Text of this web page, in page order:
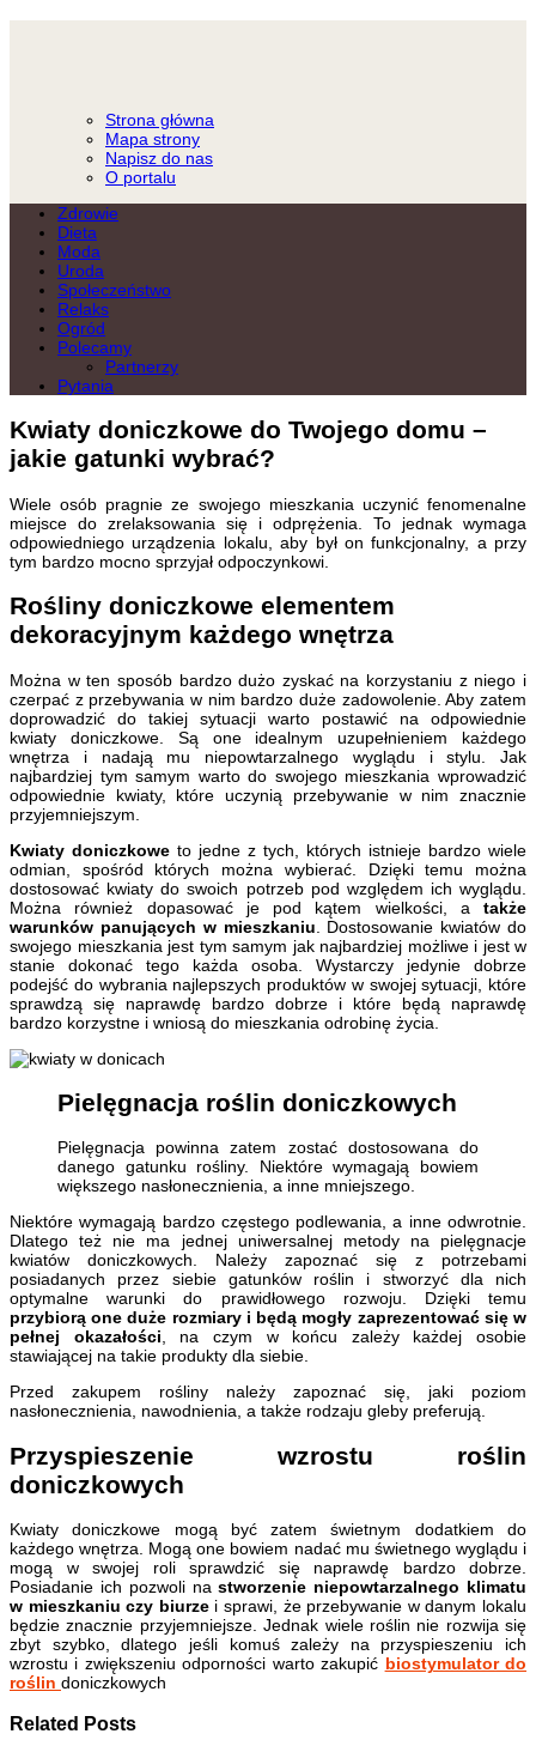
Strona główna
Mapa strony
Napisz do nas
O portalu
Zdrowie
Dieta
Moda
Uroda
Społeczeństwo
Relaks
Ogród
Polecamy
Partnerzy
Pytania
Kwiaty doniczkowe do Twojego domu –
jakie gatunki wybrać?
Wiele osób pragnie ze swojego mieszkania uczynić fenomenalne
miejsce do zrelaksowania się i odprężenia. To jednak wymaga
odpowiedniego urządzenia lokalu, aby był on funkcjonalny, a przy
tym bardzo mocno sprzyjał odpoczynkowi.
Rośliny doniczkowe elementem
dekoracyjnym każdego wnętrza
Można w ten sposób bardzo dużo zyskać na korzystaniu z niego i
czerpać z przebywania w nim bardzo duże zadowolenie. Aby zatem
doprowadzić do takiej sytuacji warto postawić na odpowiednie
kwiaty doniczkowe. Są one idealnym uzupełnieniem każdego
wnętrza i nadają mu niepowtarzalnego wyglądu i stylu. Jak
najbardziej tym samym warto do swojego mieszkania wprowadzić
odpowiednie kwiaty, które uczynią przebywanie w nim znacznie
przyjemniejszym.
Kwiaty doniczkowe to jedne z tych, których istnieje bardzo wiele
odmian, spośród których można wybierać. Dzięki temu można
dostosować kwiaty do swoich potrzeb pod względem ich wyglądu.
Można również dopasować je pod kątem wielkości, a także
warunków panujących w mieszkaniu . Dostosowanie kwiatów do
swojego mieszkania jest tym samym jak najbardziej możliwe i jest w
stanie dokonać tego każda osoba. Wystarczy jedynie dobrze
podejść do wybrania najlepszych produktów w swojej sytuacji, które
sprawdzą się naprawdę bardzo dobrze i które będą naprawdę
bardzo korzystne i wniosą do mieszkania odrobinę życia.
Pielęgnacja roślin doniczkowych
Pielęgnacja powinna zatem zostać dostosowana do
danego gatunku rośliny. Niektóre wymagają bowiem
większego nasłonecznienia, a inne mniejszego.
Niektóre wymagają bardzo częstego podlewania, a inne odwrotnie.
Dlatego też nie ma jednej uniwersalnej metody na pielęgnacje
kwiatów doniczkowych. Należy zapoznać się z potrzebami
posiadanych przez siebie gatunków roślin i stworzyć dla nich
optymalne warunki do prawidłowego rozwoju. Dzięki temu
przybiorą one duże rozmiary i będą mogły zaprezentować się w
pełnej okazałości, na czym w końcu zależy każdej osobie
stawiającej na takie produkty dla siebie.
Przed zakupem rośliny należy zapoznać się, jaki poziom
nasłonecznienia, nawodnienia, a także rodzaju gleby preferują.
Przyspieszenie wzrostu roślin
doniczkowych
Kwiaty doniczkowe mogą być zatem świetnym dodatkiem do
każdego wnętrza. Mogą one bowiem nadać mu świetnego wyglądu i
mogą w swojej roli sprawdzić się naprawdę bardzo dobrze.
Posiadanie ich pozwoli nastworzenie niepowtarzalnego klimatu
w mieszkaniu czy biurzei sprawi, że przebywanie w danym lokalu
będzie znacznie przyjemniejsze. Jednak wiele roślin nie rozwija się
zbyt szybko, dlatego jeśli komuś zależy na przyspieszeniu ich
wzrostu i zwiększeniu odporności warto zakupić biostymulator do
roślin doniczkowych
Related Posts